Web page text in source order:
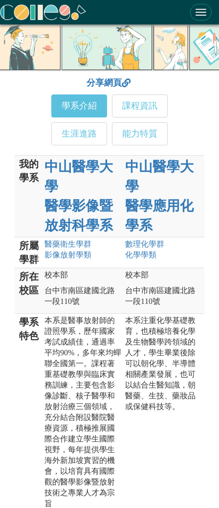
ColleGo! 大學選才與高中育才輔助系統
分享網頁
學系介紹 課程資訊
生涯進路 能力特質
我的
學系
中山醫學大
學
醫學影像暨
放射科學系
中山醫學大
學
醫學應用化
學系
所屬
學群
醫藥衛生學群
影像放射學類
數理化學群
化學學類
所在
校區
校本部
台中市南區建國北路
一段110號
校本部
台中市南區建國北路
一段110號
學系
特色
本系是醫事放射師的
證照學系，歷年國家
考試成績佳，通過率
平均90%，多年來均蟬
聯全國第一。課程著
重基礎教學與臨床實
務訓練，主要包含影
像診斷、核子醫學和
放射治療三個領域，
充分結合附設醫院醫
療資源，積極推展國
際合作建立學生國際
視野，每年提供學生
海外新加坡實習的機
會，以培育具有國際
觀的醫學影像暨放射
技術之專業人才為宗
旨
本系注重化學基礎教
育，也積極培養化學
及生物醫學跨領域的
人才，學生畢業後除
可以朝化學、半導體
相關產業發展，也可
以結合生醫知識，朝
醫藥、生技、藥妝品
或保健科技等。